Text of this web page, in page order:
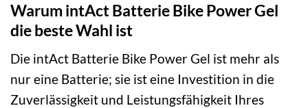
Warum intAct Batterie Bike Power Gel
die beste Wahl ist
Die intAct Batterie Bike Power Gel ist mehr als
nur eine Batterie; sie ist eine Investition in die
Zuverlässigkeit und Leistungsfähigkeit Ihres